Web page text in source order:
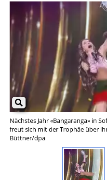
Nächstes Jahr «Bangaranga» in
freut sich mit der Trophäe über
Büttner/dpa